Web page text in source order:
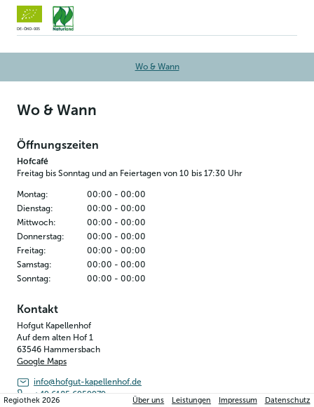
DE-ÖKO-005
Wo & Wann
Wo & Wann
Öffnungszeiten
Hofcafé
Freitag bis Sonntag und an Feiertagen von 10 bis 17:30 Uhr
Montag: 00:00 - 00:00
Dienstag: 00:00 - 00:00
Mittwoch: 00:00 - 00:00
Donnerstag: 00:00 - 00:00
Freitag: 00:00 - 00:00
Samstag: 00:00 - 00:00
Sonntag: 00:00 - 00:00
Kontakt
Hofgut Kapellenhof
Auf dem alten Hof 1
63546 Hammersbach
Google Maps
info@hofgut-kapellenhof.de
+49 6185 6959979
Regiothek2026 Über uns Leistungen Impressum Datenschutz